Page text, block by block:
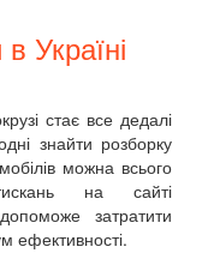
Україні
стає все дедалі
знайти розборку
можна всього
на сайті
затратити
ефективності.